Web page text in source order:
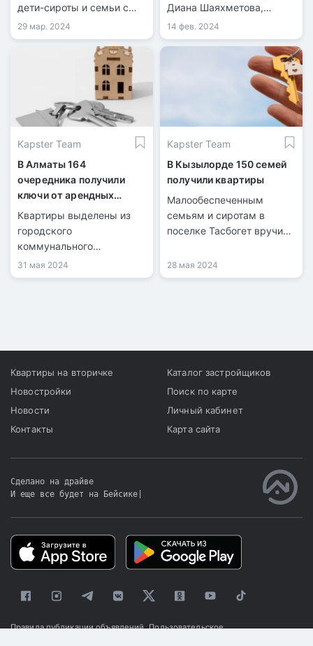
дети-сироты и семьи с
детьми с ограниченными
возможностями получили
арендное жилье после
более чем 15-летнего
29 мар. 2024
Диана Шаяхметова,
руководитель Главного
управления «Отдел
жилищных отношений и
жилищной инспекции г.
Семея», представила
выполнения задач по
обеспечению жильем.
14 фев. 2024
Kapster Team
В Алматы 164
очередника получили
ключи от арендных
квартир
Квартиры выделены из
городского
коммунального
жилищного фонда
31 мая 2024
Kapster Team
В Кызылорде 150 семей
получили квартиры
Малообеспеченным
семьям и сиротам в
поселке Тасбогет вручили
многоэтажных домах.
28 мая 2024
Квартиры на вторичке
Новостройки
Новости
Контакты
Каталог застройщиков
Поиск по карте
Личный кабинет
Карта сайта
Сделано на драйве
И еще все будет на Бейсике
Правила публикации объявлений Пользовательское